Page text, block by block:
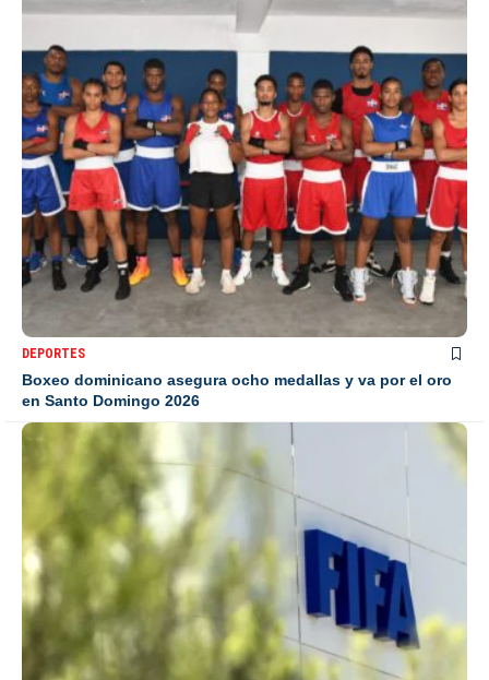
DEPORTES
Boxeo dominicano asegura ocho medallas y va por el oro
en Santo Domingo 2026